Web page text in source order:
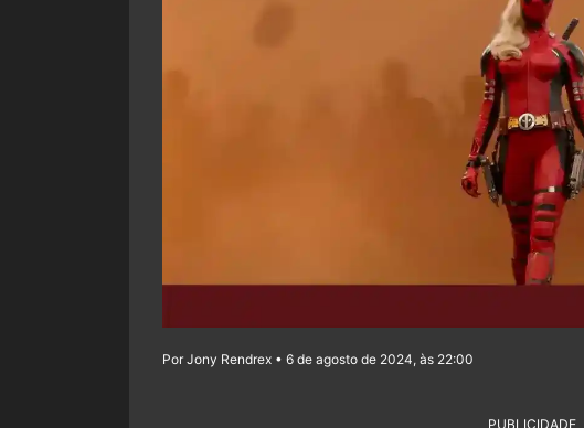
Por Jony Rendrex • 6 de agosto de 2024, às 22:00
PUBLICIDADE